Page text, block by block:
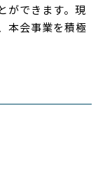
ができます。現
本会事業を積極